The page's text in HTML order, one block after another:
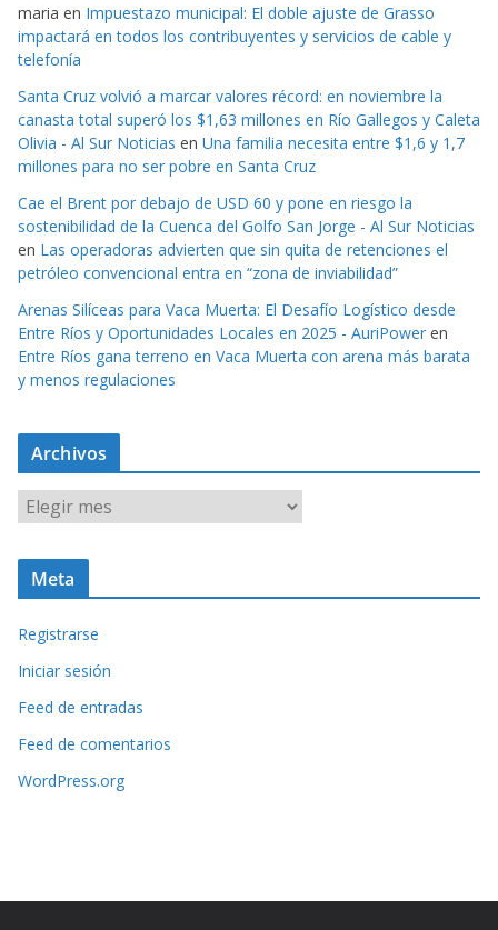
maria en Impuestazo municipal: El doble ajuste de Grasso
impactará en todos los contribuyentes y servicios de cable y
telefonía
Santa Cruz volvió a marcar valores récord: en noviembre la
canasta total superó los $1,63 millones en Río Gallegos y Caleta
Olivia - Al Sur Noticias en Una familia necesita entre $1,6 y 1,7
millones para no ser pobre en Santa Cruz
Cae el Brent por debajo de USD 60 y pone en riesgo la
sostenibilidad de la Cuenca del Golfo San Jorge - Al Sur Noticias
en Las operadoras advierten que sin quita de retenciones el
petróleo convencional entra en “zona de inviabilidad”
Arenas Silíceas para Vaca Muerta: El Desafío Logístico desde
Entre Ríos y Oportunidades Locales en 2025 - AuriPower en
Entre Ríos gana terreno en Vaca Muerta con arena más barata
y menos regulaciones
Archivos
r
c
v
o
s
Meta
Registrarse
Iniciar sesión
Feed de entradas
Feed de comentarios
WordPress.org